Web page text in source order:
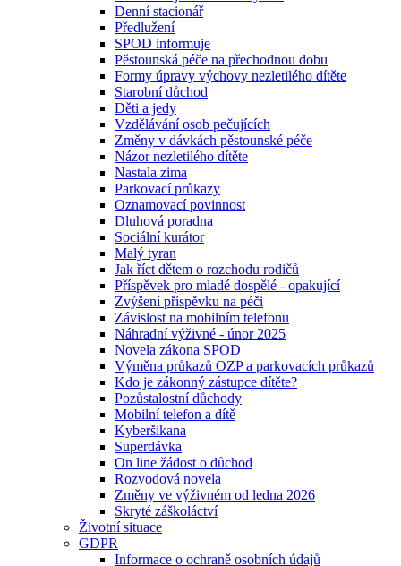
Denní stacionář
Předlužení
SPOD informuje
Pěstounská péče na přechodnou dobu
Formy úpravy výchovy nezletilého dítěte
Starobní důchod
Děti a jedy
Vzdělávání osob pečujících
Změny v dávkách pěstounské péče
Názor nezletilého dítěte
Nastala zima
Parkovací průkazy
Oznamovací povinnost
Dluhová poradna
Sociální kurátor
Malý tyran
Jak říct dětem o rozchodu rodičů
Příspěvek pro mladé dospělé - opakující
Zvýšení příspěvku na péči
Závislost na mobilním telefonu
Náhradní výživné - únor 2025
Novela zákona SPOD
Výměna průkazů OZP a parkovacích průkazů
Kdo je zákonný zástupce dítěte?
Pozůstalostní důchody
Mobilní telefon a dítě
Kyberšikana
Superdávka
On line žádost o důchod
Rozvodová novela
Změny ve výživném od ledna 2026
Skryté záškoláctví
Životní situace
GDPR
Informace o ochraně osobních údajů